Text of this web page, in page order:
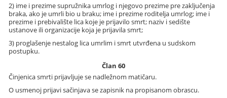
2) ime i prezime supružnika umrlog i njegovo prezime pre zaključenja
braka, ako je umrli bio u braku; ime i prezime roditelja umrlog; ime i
prezime i prebivalište lica koje je prijavilo smrt; naziv i sedište
ustanove ili organizacije koja je prijavila smrt;
3) proglašenje nestalog lica umrlim i smrt utvrđena u sudskom
postupku.
Član 60
Činjenica smrti prijavljuje se nadležnom matičaru.
O usmenoj prijavi sačinjava se zapisnik na propisanom obrascu.